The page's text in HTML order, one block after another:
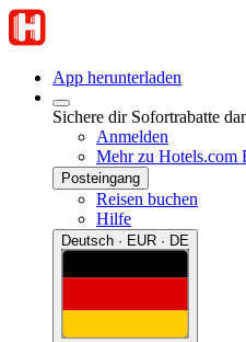
App herunterladen
Sichere dir Sofortrabatte
Anmelden
Mehr zu Hotels.com
Posteingang
Reisen buchen
Hilfe
Deutsch · EUR · DE